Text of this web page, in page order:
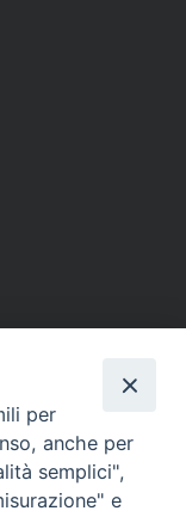
per
anche per
semplici",
e